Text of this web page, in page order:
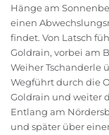
Hänge am
einen
findet. Von Latsch
Goldrain, vorbei am
Weiher Tschanderle
Wegführt durch die
Goldrain und weiter
Entlang am
und später über